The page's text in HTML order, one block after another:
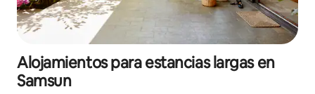
Alojamientos para estancias largas en
Samsun